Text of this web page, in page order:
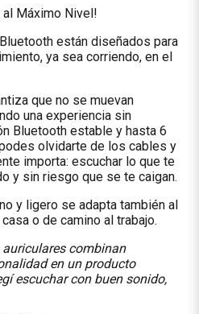
Máximo Nivel!
están diseñados para
ya sea corriendo, en el
que no se muevan
una experiencia sin
Bluetooth estable y hasta 6
olvidarte de los cables y
importa: escuchar lo que te
y sin riesgo que se te caigan.
y ligero se adapta también al
o de camino al trabajo.
auriculares combinan
en un producto
escuchar con buen sonido,